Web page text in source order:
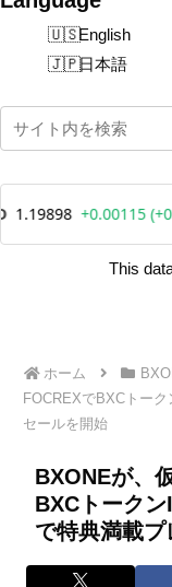
English
日本語
This
ホーム
FOCREXでBXCトー
セールを開始
BXONEが、
BXCトーク
で特典満載